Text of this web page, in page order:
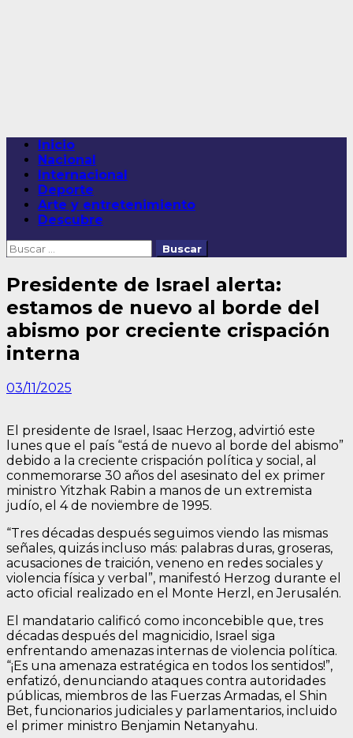
Menú
principal
Inicio
Nacional
Internacional
Deporte
Arte y entretenimiento
Descubre
Buscar:
Presidente de Israel alerta:
estamos de nuevo al borde del
abismo por creciente crispación
interna
03/11/2025
El presidente de Israel, Isaac Herzog, advirtió este
lunes que el país “está de nuevo al borde del abismo”
debido a la creciente crispación política y social, al
conmemorarse 30 años del asesinato del ex primer
ministro Yitzhak Rabin a manos de un extremista
judío, el 4 de noviembre de 1995.
“Tres décadas después seguimos viendo las mismas
señales, quizás incluso más: palabras duras, groseras,
acusaciones de traición, veneno en redes sociales y
violencia física y verbal”, manifestó Herzog durante el
acto oficial realizado en el Monte Herzl, en Jerusalén.
El mandatario calificó como inconcebible que, tres
décadas después del magnicidio, Israel siga
enfrentando amenazas internas de violencia política.
“¡Es una amenaza estratégica en todos los sentidos!”,
enfatizó, denunciando ataques contra autoridades
públicas, miembros de las Fuerzas Armadas, el Shin
Bet, funcionarios judiciales y parlamentarios, incluido
el primer ministro Benjamin Netanyahu.